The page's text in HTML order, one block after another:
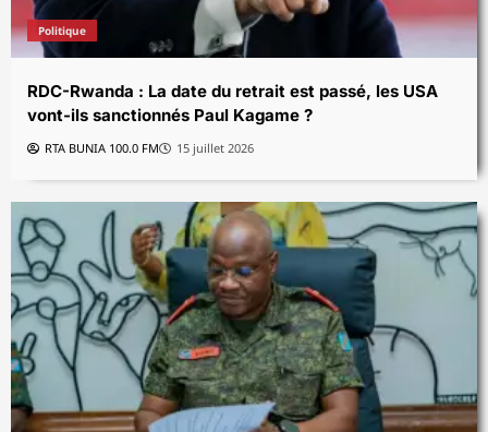
Politique
RDC-Rwanda : La date du retrait est passé, les USA
vont-ils sanctionnés Paul Kagame ?
RTA BUNIA 100.0 FM 15 juillet 2026